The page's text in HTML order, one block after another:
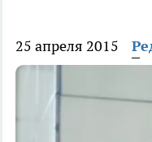
25 апреля 2015